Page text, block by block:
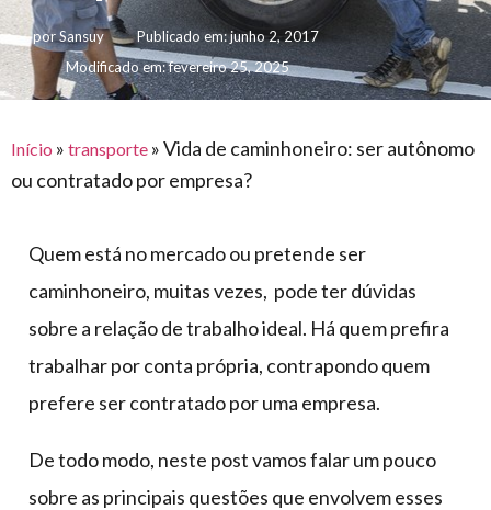
premiações
eventos
para
o
agronegócio
feira
toldos
offshore
construção
civil
piscinas
mercado
móveis,
calçados,
epi's
multiúso
e logística
armazenagem
lonas
caminhoneiro
porSansuy Publicado em:junho 2, 2017
Modificado em: fevereiro 25, 2025
Início » transporte »Vida de caminhoneiro: ser autônomo
ou contratado por empresa?
Quem está no mercado ou pretende ser
caminhoneiro, muitas vezes, pode ter dúvidas
sobre a relação de trabalho ideal. Há quem prefira
trabalhar por conta própria, contrapondo quem
prefere ser contratado por uma empresa.
De todo modo, neste post vamos falar um pouco
sobre as principais questões que envolvem esses